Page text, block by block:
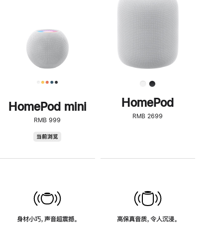
HomePod mini
RMB 999
当前浏览
身材小巧，声音超震撼。
了
解
HomePod<
HomePod
RMB 2699
高保真音质，令人沉浸。